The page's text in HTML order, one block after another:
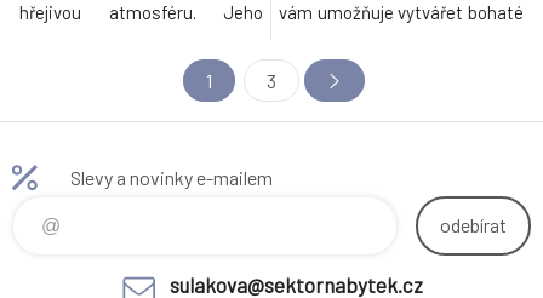
hřejivou atmosféru. Jeho
umožňuje vytvářet bohaté
kompozice, do kterých můžete
zapojit všechny vaše oblíbené
všech interiérů a dovede
vám umožňuje vytvářet bohaté
zapojit všechny vaše oblíbené
vánoční dekorační prvky. Dřevo
se navíc krásně hodí snad do
1 3
Slevy a novinky e-mailem
odebírat
sulakova@sektornabytek.cz